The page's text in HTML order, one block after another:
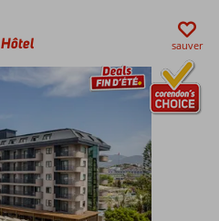
Hôtel sauver